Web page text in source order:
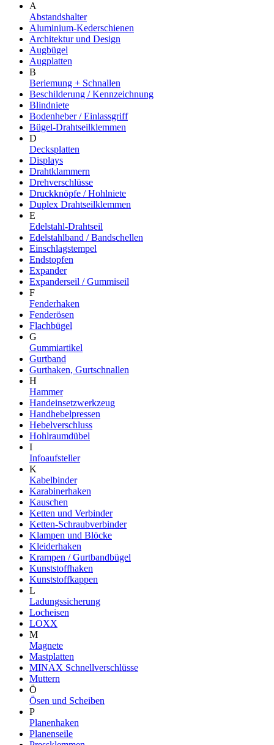
A
Abstandshalter
Aluminium-Kederschienen
Architektur und Design
Augbügel
Augplatten
B
Beriemung + Schnallen
Beschilderung / Kennzeichnung
Blindniete
Bodenheber / Einlassgriff
Bügel-Drahtseilklemmen
D
Decksplatten
Displays
Drahtklammern
Drehverschlüsse
Druckknöpfe / Hohlniete
Duplex Drahtseilklemmen
E
Edelstahl-Drahtseil
Edelstahlband / Bandschellen
Einschlagstempel
Endstopfen
Expander
Expanderseil / Gummiseil
F
Fenderhaken
Fenderösen
Flachbügel
G
Gummiartikel
Gurtband
Gurthaken, Gurtschnallen
H
Hammer
Handeinsetzwerkzeug
Handhebelpressen
Hebelverschluss
Hohlraumdübel
I
Infoaufsteller
K
Kabelbinder
Karabinerhaken
Kauschen
Ketten und Verbinder
Ketten-Schraubverbinder
Klampen und Blöcke
Kleiderhaken
Krampen / Gurtbandbügel
Kunststoffhaken
Kunststoffkappen
L
Ladungssicherung
Locheisen
LOXX
M
Magnete
Mastplatten
MINAX Schnellverschlüsse
Muttern
Ö
Ösen und Scheiben
P
Planenhaken
Planenseile